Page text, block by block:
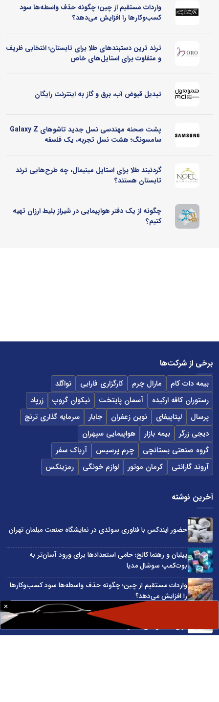
واردات مستقیم از چین؛ چگونه حذف واسطه‌ها سود
کسب‌وکارها را افزایش می‌دهد؟
ترند ترین دستبندهای طلا برای تابستان؛ انتخابی ظریف
و متفاوت برای استایل‌های خاص
تبدیل قبوض آب، برق و گاز به اینترنت رایگان
پشت صحنه مهندسی نسل جدید تاشوهای Galaxy Z
سامسونگ؛ هشت نسل تجربه، یک فلسفه
گردنبند طلا برای استایل مینیمال، چه طرح‌هایی ترند
تابستان هستند؟
چگونه از یک دفتر هواپیمایی در شیراز بلیط ارزان تهیه
کنیم؟
برخی از شرکت‌ها
بیمه دات کام مارال چرم کارگزاری فارابی
نواگلد
رستوران کافه ارکیده
آسمان پایتخت نیکوان گروپ
زرپاد
پرسال
لپتاپیفای نوین زعفران جابار
سرمایه گذاری ترنج
دیجی زرگر
بیمه بازار
هواپیمایی سپهران
گروه صنعتی بستانچی
چرم پرسیس
آریاک سفر
آروند گارانتی
کرمان موتور لوازم خونگی رمزینکس
آخرین نوشته
حضور ایندکس با فناوری سوئدی در نمایشگاه صنعت مبلمان تهران
پیلبان و رهنما کالج؛ حامی استعدادها برای ورود آسان‌تر به
بوت‌کمپ سوشال مدیا
واردات مستقیم از چین؛ چگونه حذف واسطه‌ها سود کسب‌وکارها
را افزایش می‌دهد؟
ترند ترین دستبندهای طلا برای تابستان؛ انتخابی ظریف و متفاوت
برای استایل‌های خاص